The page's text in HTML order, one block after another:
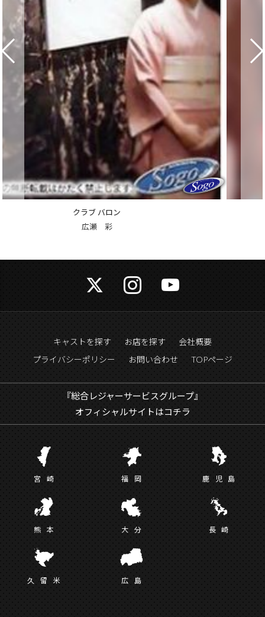
クラブ バロン
キャストを探す お店を探す
会社概要
プライバシーポリシー
お問い合わせ TOPページ
『総合レジャーサービスグループ』
オフィシャルサイトはコチラ
宮 崎 福 岡 鹿児 島
熊 本 大 分 長崎
久留 米 広 島